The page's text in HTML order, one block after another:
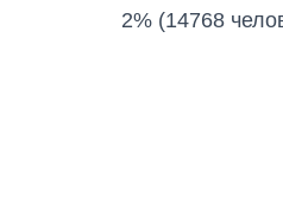
2% (14768